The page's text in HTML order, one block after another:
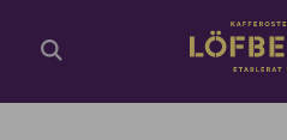
Gå till huvudinnehåll
Sv